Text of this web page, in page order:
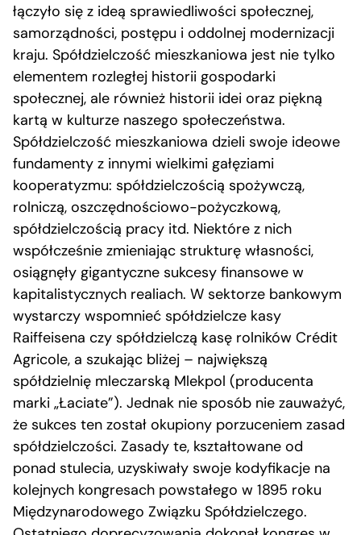
łączyło się z ideą sprawiedliwości społecznej,
samorządności, postępu i oddolnej modernizacji
kraju. Spółdzielczość mieszkaniowa jest nie tylko
elementem rozległej historii gospodarki
społecznej, ale również historii idei oraz piękną
kartą w kulturze naszego społeczeństwa.
Spółdzielczość mieszkaniowa dzieli swoje ideowe
fundamenty z innymi wielkimi gałęziami
kooperatyzmu: spółdzielczością spożywczą,
rolniczą, oszczędnościowo-pożyczkową,
spółdzielczością pracy itd. Niektóre z nich
współcześnie zmieniając strukturę własności,
osiągnęły gigantyczne sukcesy finansowe w
kapitalistycznych realiach. W sektorze bankowym
wystarczy wspomnieć spółdzielcze kasy
Raiffeisena czy spółdzielczą kasę rolników Crédit
Agricole, a szukając bliżej – największą
spółdzielnię mleczarską Mlekpol (producenta
marki „Łaciate”). Jednak nie sposób nie zauważyć,
że sukces ten został okupiony porzuceniem zasad
spółdzielczości. Zasady te, kształtowane od
ponad stulecia, uzyskiwały swoje kodyfikacje na
kolejnych kongresach powstałego w 1895 roku
Międzynarodowego Związku Spółdzielczego.